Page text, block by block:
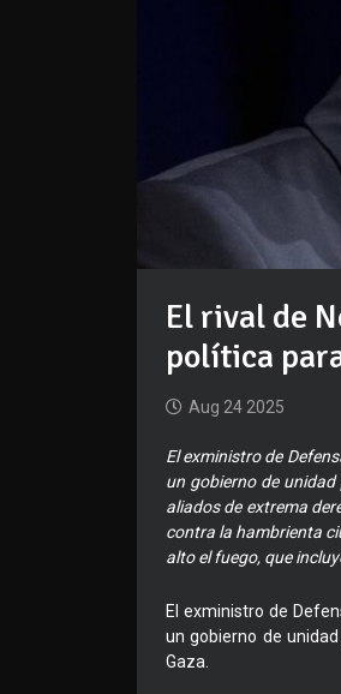
El rival de
política
Aug 24 2025
El exministro de
un gobierno de unidad
aliados de extrema
contra la hambrienta
alto el fuego, que
El exministro de
un gobierno de
Gaza.